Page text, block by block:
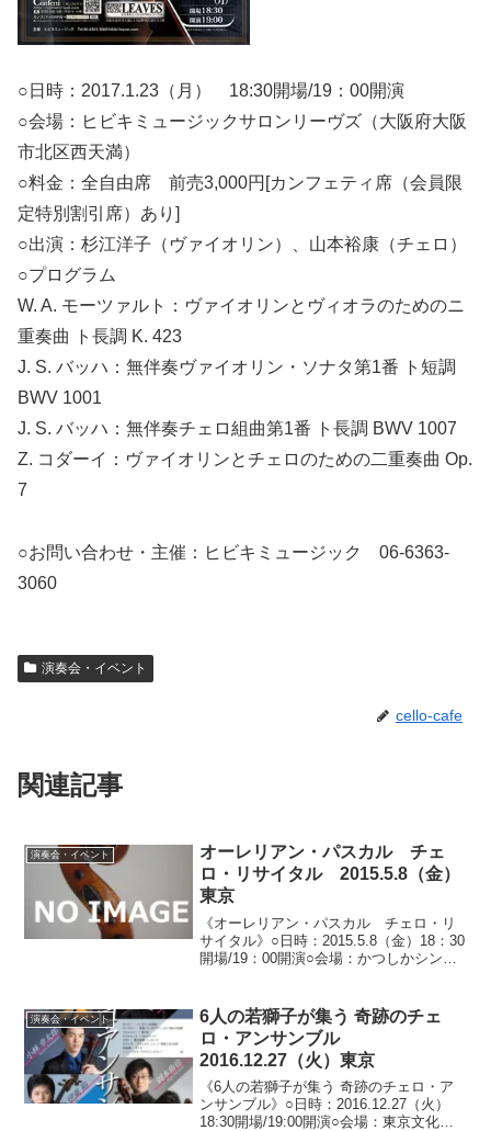
○日時：2017.1.23（月） 18:30開場/19：00開演
○会場：ヒビキミュージックサロンリーヴズ（大阪府大阪
市北区西天満）
○料金：全自由席 前売3,000円[カンフェティ席（会員限
定特別割引席）あり]
○出演：杉江洋子（ヴァイオリン）、山本裕康（チェロ）
○プログラム
W. A. モーツァルト：ヴァイオリンとヴィオラのためのニ
重奏曲 ト長調 K. 423
J. S. バッハ：無伴奏ヴァイオリン・ソナタ第1番 ト短調
BWV 1001
J. S. バッハ：無伴奏チェロ組曲第1番 ト長調 BWV 1007
Z. コダーイ：ヴァイオリンとチェロのための二重奏曲 Op.
7
○お問い合わせ・主催：ヒビキミュージック 06-6363-
3060
演奏会・イベント
cello-cafe
関連記事
演奏会・イベント
オーレリアン・パスカル チェ
ロ・リサイタル 2015.5.8（金）
東京
《オーレリアン・パスカル チェロ・リ
サイタル》○日時：2015.5.8（金）18：30
開場/19：00開演○会場：かつしかシンフ
(会員)3,000円/学生2,00...
演奏会・イベント
6人の若獅子が集う 奇跡のチェ
ロ・アンサンブル
2016.12.27（火）東京
《6人の若獅子が集う 奇跡のチェロ・ア
ンサンブル》○日時：2016.12.27（火）
18:30開場/19:00開演○会場：東京文化会